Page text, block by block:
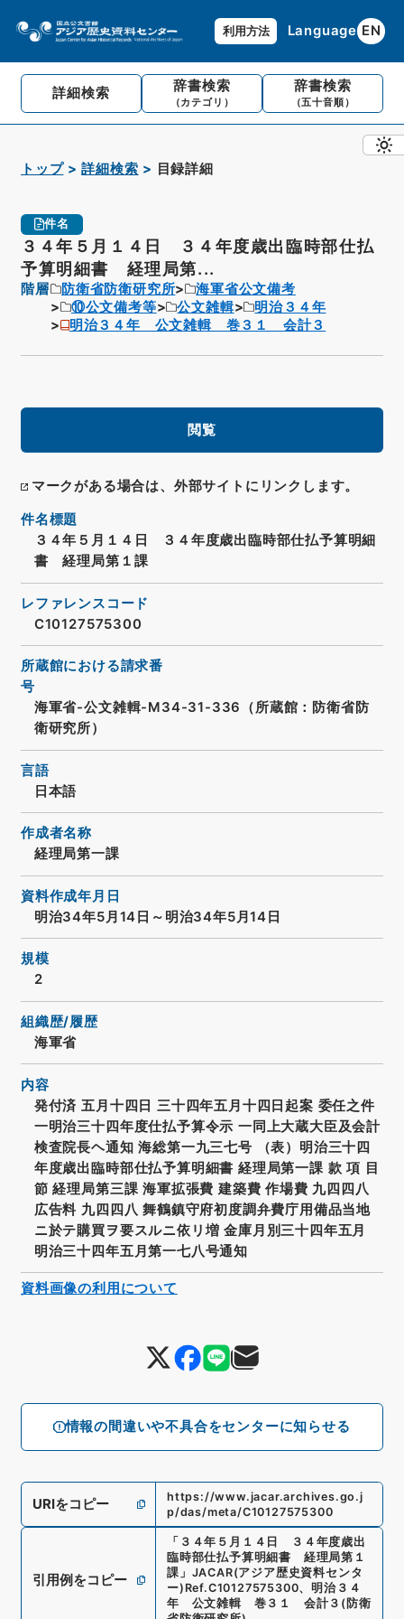
利用方法 Language EN
詳細検索 辞書検索
（カテゴリ）
辞書検索
（五十音順）
トップ 詳細検索 目録詳細
件名
３４年５月１４日 ３４年度歳出臨時部仕払
予算明細書 経理局第...
階層 防衛省防衛研究所
海軍省公文備考
⑩公文備考等
公文雑輯
明治３４年
明治３４年 公文雑輯 巻３１ 会計３
閲覧
マークがある場合は、外部サイトにリンクします。
情報の間違いや不具合をセンターに知らせる
件名標題
３４年５月１４日 ３４年度歳出臨時部仕払予算明細
書 経理局第１課
レファレンスコード
C10127575300
所蔵館における請求番
号
海軍省-公文雑輯-M34-31-336（所蔵館：防衛省防
衛研究所）
言語
日本語
作成者名称
経理局第一課
資料作成年月日
明治34年5月14日～明治34年5月14日
規模
2
組織歴/履歴
海軍省
内容
発付済 五月十四日 三十四年五月十四日起案 委任之件
一明治三十四年度仕払予算令示 一同上大蔵大臣及会計
検査院長ヘ通知 海総第一九三七号 （表）明治三十四
年度歳出臨時部仕払予算明細書 経理局第一課 款 項 目
節 経理局第三課 海軍拡張費 建築費 作場費 九四四八
広告料 九四四八 舞鶴鎮守府初度調弁費庁用備品当地
ニ於テ購買ヲ要スルニ依リ増 金庫月別三十四年五月
明治三十四年五月第一七八号通知
URIをコピー
https://www.jacar.archives.go.j
p/das/meta/C10127575300
引用例をコピー
「 ３４年５月１４日 ３４年度歳出
臨時部仕払予算明細書 経理局第１
課 」 JACAR(アジア歴史資料センタ
ー) Ref.C10127575300、明治３４
年 公文雑輯 巻３１ 会計３ ( 防衛
資料画像の利用について